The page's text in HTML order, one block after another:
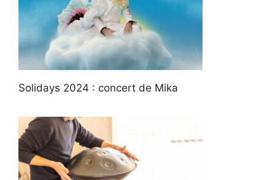
Solidays 2024 : concert de Mika